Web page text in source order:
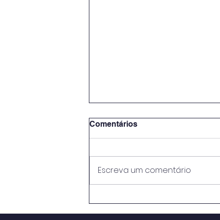
Comentários
Escreva um comentário